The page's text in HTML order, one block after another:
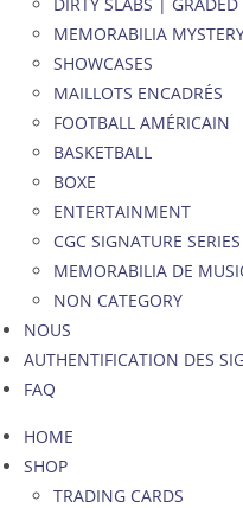
MEMORABILIA
SHOWCASES
MAILLOTS ENCADRÉS
FOOTBALL AMÉRICAIN
BASKETBALL
BOXE
ENTERTAINMENT
CGC SIGNATURE SERIES
MEMORABILIA DE
NON CATEGORY
NOUS
AUTHENTIFICATION DES
FAQ
HOME
SHOP
TRADING CARDS